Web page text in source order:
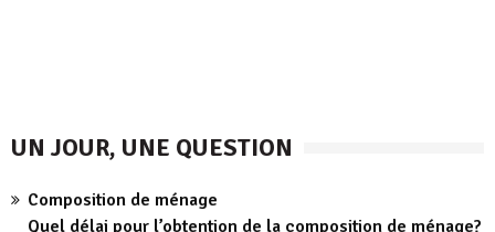
UN JOUR, UNE QUESTION
Composition de ménage
Quel délai pour l’obtention de la composition de ménage?